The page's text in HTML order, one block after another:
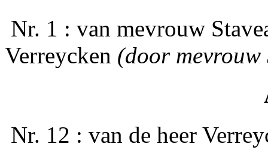
Nr. 1 : van mevrouw
Verreycken (door mevrouw
Nr. 12 : van de heer